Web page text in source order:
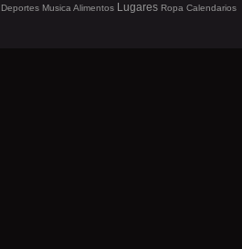
Deportes Musica Alimentos Lugares Ropa Calendarios